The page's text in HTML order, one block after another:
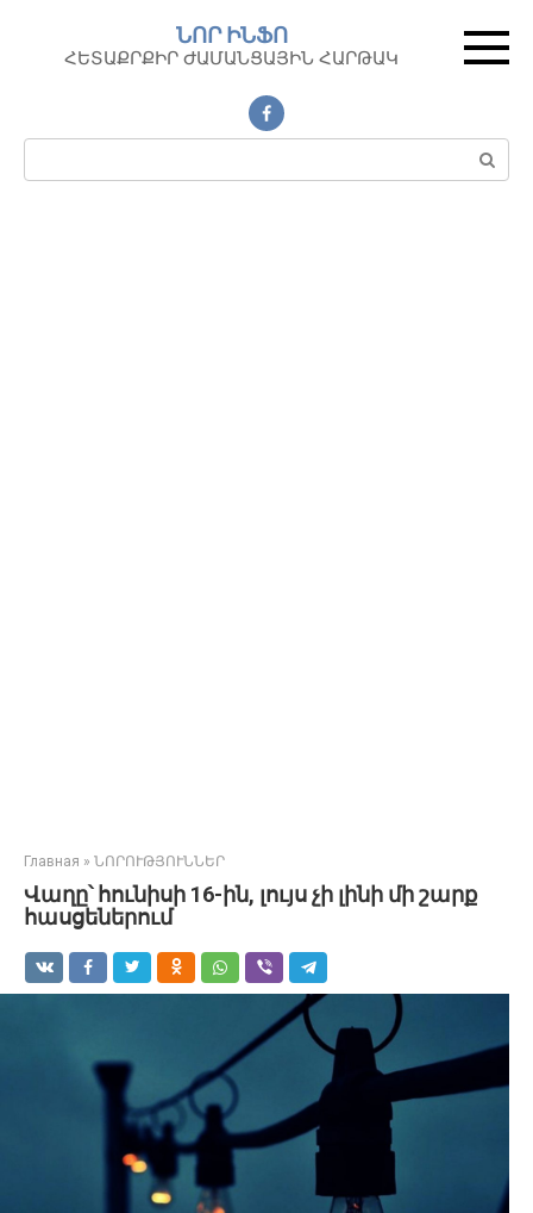
контенту
ՆՈՐ ԻՆՖՈ
ՀԵՏԱՔՐՔԻՐ ԺԱՄԱՆՑԱՅԻՆ ՀԱՐԹԱԿ
Поиск:
Главная » ՆՈՐՈՒԹՅՈՒՆՆԵՐ
Վաղը՝ հունիսի 16-ին, լույս չի լինի մի շարք
հասցեներում